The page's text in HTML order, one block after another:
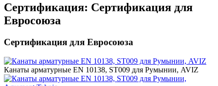
Сертификация: Сертификация для
Евросоюза
Сертификация для Евросоюза
Канаты арматурные EN 10138, ST009 для Румынии, AVIZ